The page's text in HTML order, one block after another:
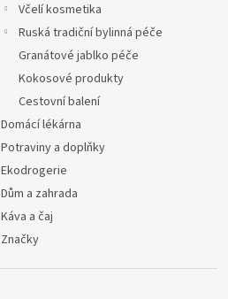
Včelí kosmetika
Ruská tradiční bylinná péče
Granátové jablko péče
Kokosové produkty
Cestovní balení
Domácí lékárna
Potraviny a doplňky
Ekodrogerie
Dům a zahrada
Káva a čaj
Značky